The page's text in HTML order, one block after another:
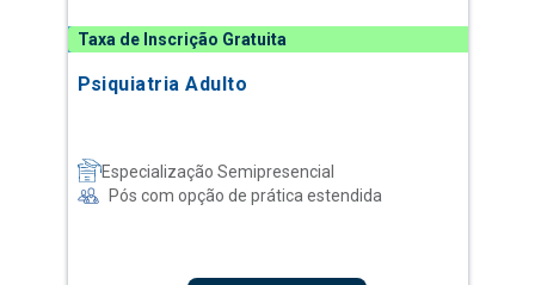
Taxa de Inscrição Gratuita
Psiquiatria Adulto
Especialização Semipresencial
Pós com opção de prática estendida